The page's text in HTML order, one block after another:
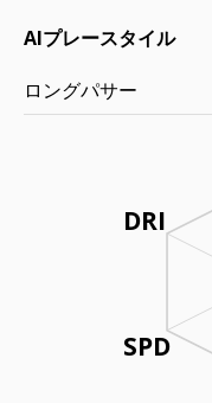
DRI
SPD
AIプレースタイル
ロングパサー